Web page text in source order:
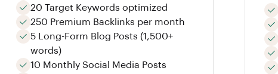
20 Target Keywords optimized
250 Premium Backlinks per month
5 Long-Form Blog Posts (1,500+
words)
10 Monthly Social Media Posts